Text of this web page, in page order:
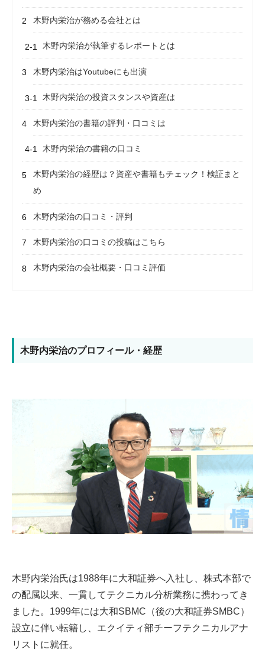
木野内栄治が務める会社とは
木野内栄治が執筆するレポートとは
木野内栄治はYoutubeにも出演
木野内栄治の投資スタンスや資産は
木野内栄治の書籍の評判・口コミは
木野内栄治の書籍の口コミ
木野内栄治の経歴は？資産や書籍もチェック！検証まと
め
木野内栄治の口コミ・評判
木野内栄治の口コミの投稿はこちら
木野内栄治の会社概要・口コミ評価
木野内栄治のプロフィール・経歴
木野内栄治氏は1988年に大和証券へ入社し、株式本部で
の配属以来、一貫してテクニカル分析業務に携わってき
ました。1999年には大和SBMC（後の大和証券SMBC）
設立に伴い転籍し、エクイティ部チーフテクニカルアナ
リストに就任。